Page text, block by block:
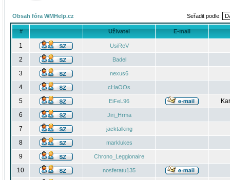
Obsah fóra WMHelp.cz Seřadit podle:
# Uživatel E-mail
1 UsiReV
2 Badel
3 nexus6
4 cHaOOs
5 EiFeL96
6
Jiri_Hrma
7 jacktalking
8 marklukes
9 Chrono_Leggionaire
10 nosferatu135